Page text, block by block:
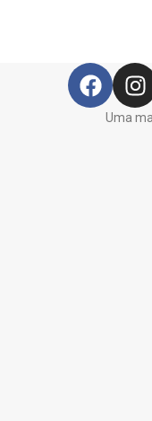
Uma